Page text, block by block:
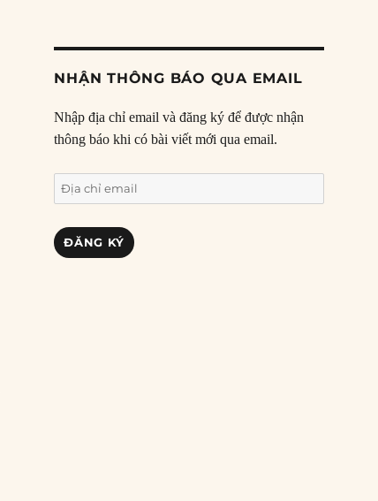
NHẬN THÔNG BÁO QUA EMAIL
Nhập địa chỉ email và đăng ký để được nhận
thông báo khi có bài viết mới qua email.
Địa
chỉ
email
ĐĂNG KÝ